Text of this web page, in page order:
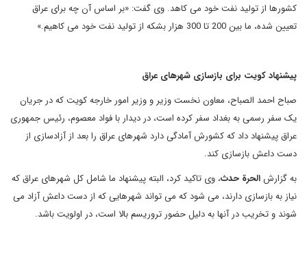
کشورها از تولید نفت خود می کاهد. وی گفت: «بر اساس آن چه برای عراق
تعیین شده، ما بین 200 تا 300 هزار بشکه از تولید نفت خود می کاهیم.»
پیشنهاد کویت برای بازسازی شهرهای عراق
صباح احمد الصباح، معاون نخست وزیر و وزیر امور خارجه کویت که در جریان
یک سفر رسمی به بغداد سفر کرده است، در دیدار با فواد معصوم، رئیس جمهوری
عراق پیشنهاد داد که کشورش آمادگی دارد شهرهای عراق را بعد از آزادسازی از
دست داعش بازسازی کند.
به گزارشالحرة حدث، وی تاکید کرد، البته پیشنهاد ما شامل کل شهرهای عراق که
نیاز به بازسازی دارند، می شود که می تواند شهرهایی که از دست داعش آزاد می
شوند و تخریب در آنها به دلیل حضور تروریسم بالا است، در اولویت باشد.